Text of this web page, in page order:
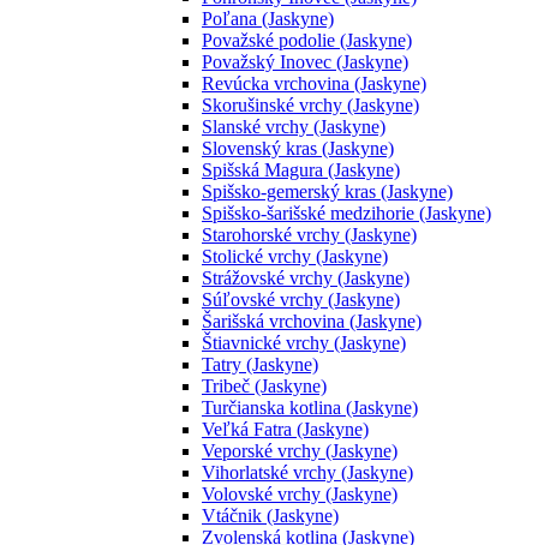
Poľana (Jaskyne)
Považské podolie (Jaskyne)
Považský Inovec (Jaskyne)
Revúcka vrchovina (Jaskyne)
Skorušinské vrchy (Jaskyne)
Slanské vrchy (Jaskyne)
Slovenský kras (Jaskyne)
Spišská Magura (Jaskyne)
Spišsko-gemerský kras (Jaskyne)
Spišsko-šarišské medzihorie (Jaskyne)
Starohorské vrchy (Jaskyne)
Stolické vrchy (Jaskyne)
Strážovské vrchy (Jaskyne)
Súľovské vrchy (Jaskyne)
Šarišská vrchovina (Jaskyne)
Štiavnické vrchy (Jaskyne)
Tatry (Jaskyne)
Tribeč (Jaskyne)
Turčianska kotlina (Jaskyne)
Veľká Fatra (Jaskyne)
Veporské vrchy (Jaskyne)
Vihorlatské vrchy (Jaskyne)
Volovské vrchy (Jaskyne)
Vtáčnik (Jaskyne)
Zvolenská kotlina (Jaskyne)